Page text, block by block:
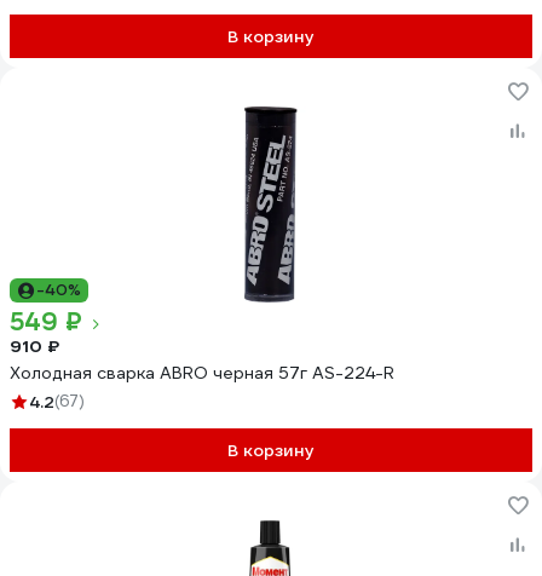
В корзину
-40%
549 ₽
910 ₽
Холодная сварка ABRO черная 57г AS-224-R
4.2(67)
В корзину